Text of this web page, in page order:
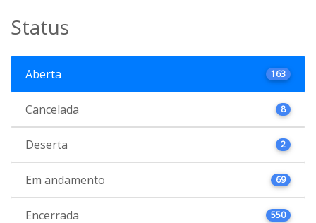
Status
Aberta 163
Cancelada 8
Deserta 2
Em andamento 69
Encerrada 550